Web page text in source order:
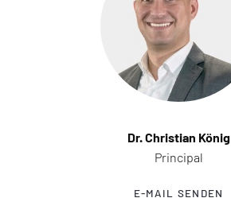
Dr. Christian König
Principal
E-MAIL SENDEN